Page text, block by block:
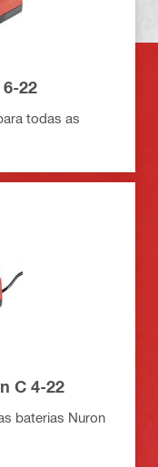
22
todas as
C 4-22
baterias Nuron